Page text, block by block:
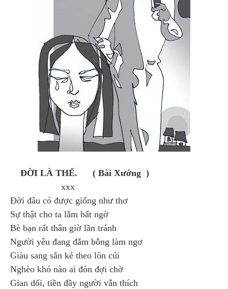
ĐỜI LÀ THẾ. ( Bài Xướng )
xxx
Đời đâu có được giống như thơ
Sự thật cho ta lắm bất ngờ
Bè bạn rất thân giờ lần tránh
Người yêu đang đắm bỗng làm ngơ
Giàu sang sẵn kẻ theo lòn cúi
Nghèo khó nào ai đón đợi chờ
Gian dối, tiền đầy người vẫn thích